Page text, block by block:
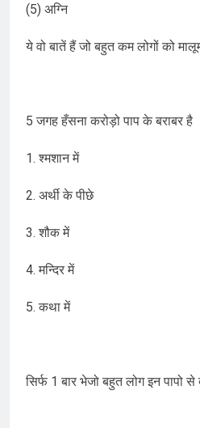
(5) अग्नि
ये वो बातें हैं जो बहुत कम लोगों को
5 जगह हँसना करोड़ो पाप के बराबर है
1. श्मशान में
2. अर्थी के पीछे
3. शौक में
4. मन्दिर में
5. कथा में
सिर्फ 1 बार भेजो बहुत लोग इन पापो